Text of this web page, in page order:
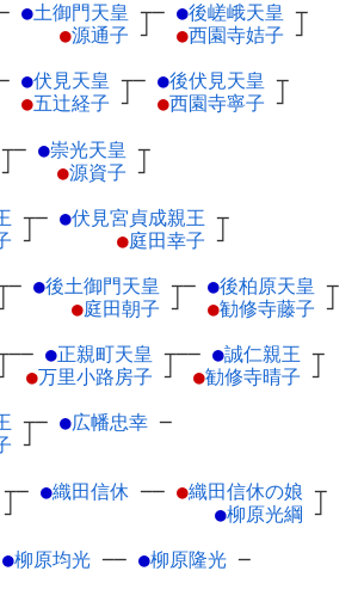
●土御門天皇 ┬
●源通子 ┘
─ ●後嵯峨天皇 ┬
●西園寺姞子 ┘
●伏見天皇 ┬
●五辻経子 ┘
─ ●後伏見天皇 ┬
●西園寺寧子 ┘
┬
┘
─ ●崇光天皇 ┬
●源資子 ┘
┬
┘
─ ●伏見宮貞成親王 ┬
●庭田幸子 ┘
─ ●後土御門天皇 ┬
●庭田朝子 ┘
─ ●後柏原天皇 ┬
●勧修寺藤子 ┘
── ●正親町天皇 ┬
●万里小路房子 ┘
── ●誠仁親王 ┬
●勧修寺晴子 ┘
┬
┘
─ ●広幡忠幸 ─
┬
┘
─ ●織田信休 ── ●織田信休の娘 ┬
●柳原光綱 ┘
●柳原均光 ── ●柳原隆光 ─